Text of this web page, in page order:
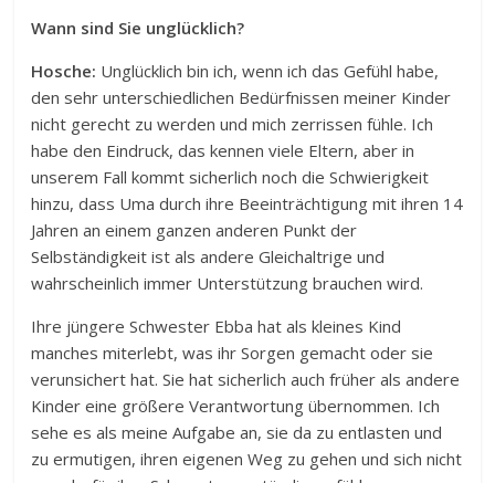
Wann sind Sie unglücklich?
Hosche: Unglücklich bin ich, wenn ich das Gefühl habe,
den sehr unterschiedlichen Bedürfnissen meiner Kinder
nicht gerecht zu werden und mich zerrissen fühle. Ich
habe den Eindruck, das kennen viele Eltern, aber in
unserem Fall kommt sicherlich noch die Schwierigkeit
hinzu, dass Uma durch ihre Beeinträchtigung mit ihren 14
Jahren an einem ganzen anderen Punkt der
Selbständigkeit ist als andere Gleichaltrige und
wahrscheinlich immer Unterstützung brauchen wird.
Ihre jüngere Schwester Ebba hat als kleines Kind
manches miterlebt, was ihr Sorgen gemacht oder sie
verunsichert hat. Sie hat sicherlich auch früher als andere
Kinder eine größere Verantwortung übernommen. Ich
sehe es als meine Aufgabe an, sie da zu entlasten und
zu ermutigen, ihren eigenen Weg zu gehen und sich nicht